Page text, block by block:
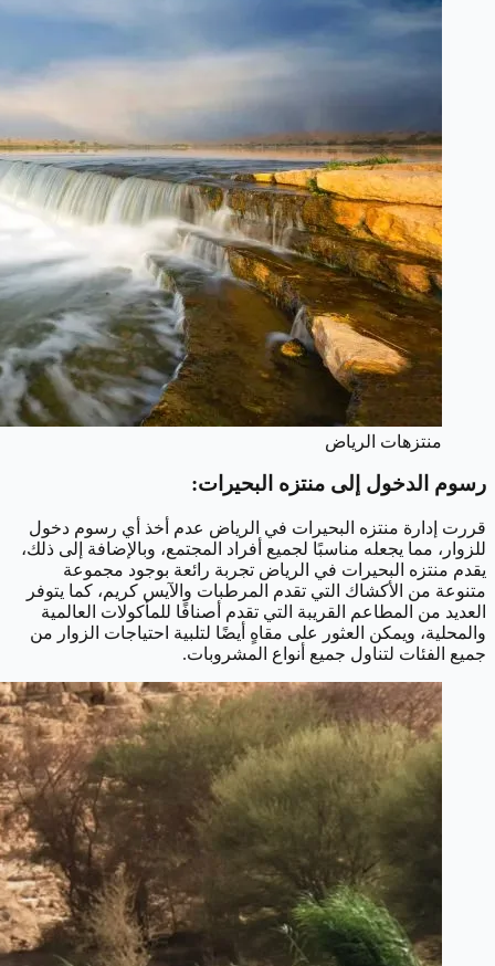
منتزهات الرياض
رسوم الدخول إلى منتزه البحيرات:
قررت إدارة منتزه البحيرات في الرياض عدم أخذ أي رسوم دخول
للزوار، مما يجعله مناسبًا لجميع أفراد المجتمع، وبالإضافة إلى ذلك،
يقدم منتزه البحيرات في الرياض تجربة رائعة بوجود مجموعة
متنوعة من الأكشاك التي تقدم المرطبات والآيس كريم، كما يتوفر
العديد من المطاعم القريبة التي تقدم أصنافًا للمأكولات العالمية
والمحلية، ويمكن العثور على مقاهٍ أيضًا لتلبية احتياجات الزوار من
جميع الفئات لتناول جميع أنواع المشروبات.